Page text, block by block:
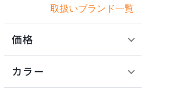
キッチン家電
アボール
アクメファニチャー
取扱いブランド一覧
価格
カラー